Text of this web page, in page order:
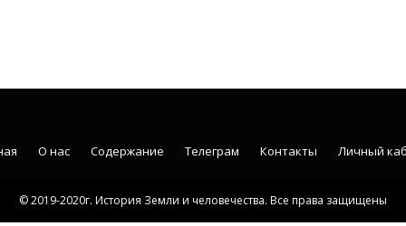
© 2019-2020г. История Земли и человечества. Все права защищены
О нас Содержание Телеграм Контакты Личный